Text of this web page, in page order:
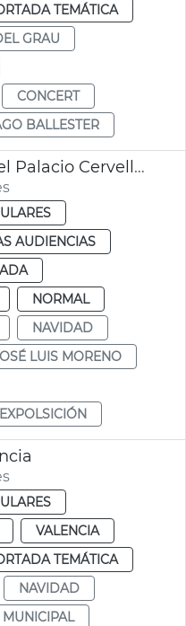
TEMÁTICA
GRAU
CONCERT
BALLESTER
Belén Napolitano en el Palacio Cervelló València
AUDIENCIAS
NORMAL
NAVIDAD
LUIS MORENO
EXPOLSICIÓN
VALENCIA
TEMÁTICA
NAVIDAD